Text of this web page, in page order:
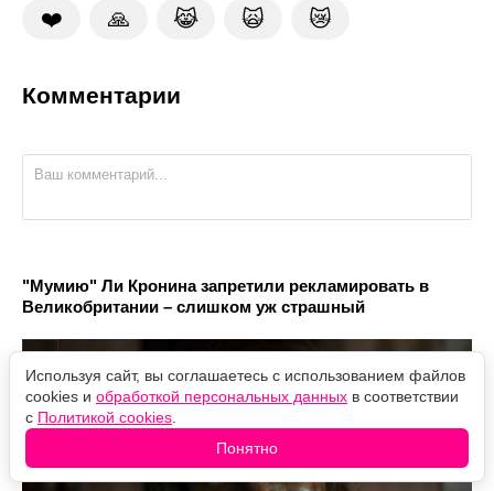
❤️ 🙏 😹 🙀 😿
Комментарии
"Мумию" Ли Кронина запретили рекламировать в
Великобритании – слишком уж страшный
Используя сайт, вы соглашаетесь с использованием файлов
cookies и обработкой персональных данных в соответствии
с Политикой cookies
Понятно